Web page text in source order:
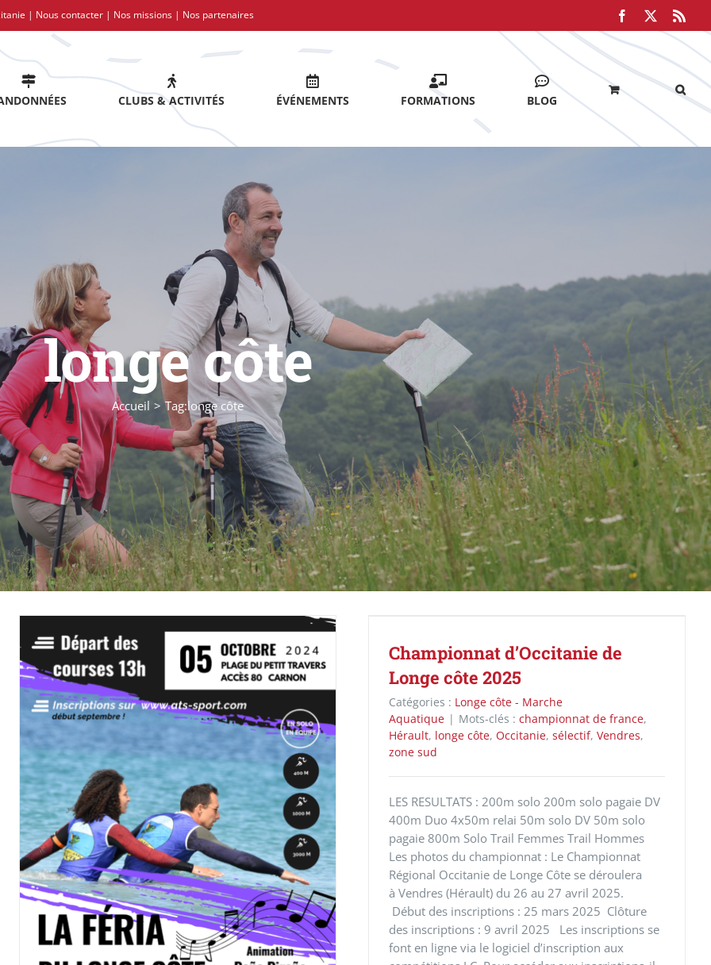
| Nous contacter | Nos missions | Nos partenaires Facebook
CLUBS & ACTIVITÉS ÉVÉNEMENTS FORMATIONS BLOG
longe côte
Accueil Tag:longe côte
Championnat d’Occitanie de
Longe côte 2025
Catégories : Longe côte - Marche
Aquatique | Mots-clés : championnat de france,
Hérault, longe côte, Occitanie, sélectif, Vendres,
zone sud
LES RESULTATS : 200m solo 200m solo pagaie DV
400m Duo 4x50m relai 50m solo DV 50m solo
pagaie 800m Solo Trail Femmes Trail Hommes
Les photos du championnat : Le Championnat
Régional Occitanie de Longe Côte se déroulera
à Vendres (Hérault) du 26 au 27 avril 2025.
Début des inscriptions : 25 mars 2025 Clôture
des inscriptions : 9 avril 2025 Les inscriptions se
font en ligne via le logiciel d’inscription aux